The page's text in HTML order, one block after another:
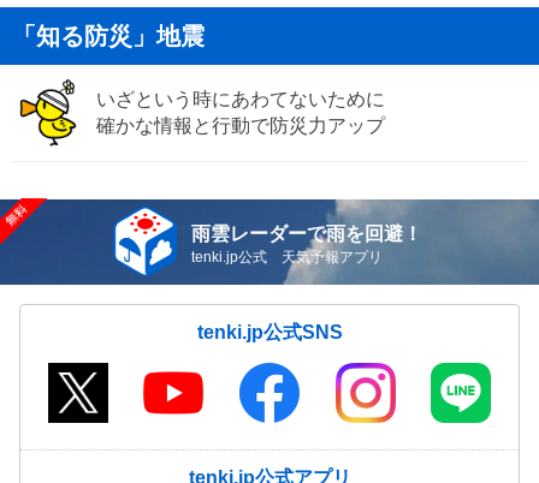
「知る防災」地震
いざという時にあわてないために
確かな情報と行動で防災力アップ
雨雲レーダーで雨を回避！
tenki.jp公式 天気予報アプリ
tenki.jp公式SNS
tenki.jp公式アプリ